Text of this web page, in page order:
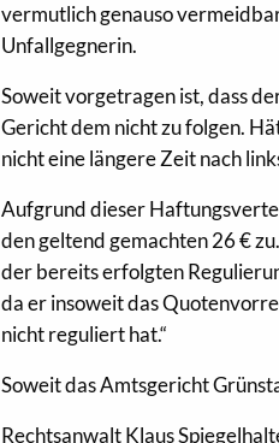
vermutlich genauso
Unfallgegnerin.
Soweit vorgetragen ist, dass
Gericht dem nicht zu folgen.
nicht eine längere Zeit nach
Aufgrund dieser
den geltend gemachten 26 €
der bereits erfolgten
da er insoweit das
nicht reguliert hat.“
Soweit das Amtsgericht
Rechtsanwalt Klaus